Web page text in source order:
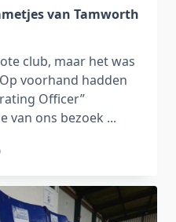
van Tamworth
club, maar het was
voorhand hadden
Officer”
van ons bezoek ...